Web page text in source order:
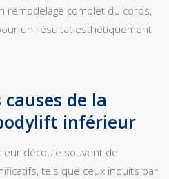
remodelage complet du corps,
un résultat esthétiquement
de la
inférieur
découle souvent de
tels que ceux induits par